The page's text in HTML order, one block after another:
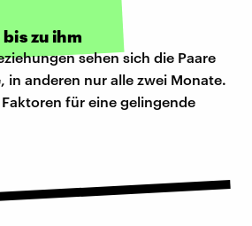
zu ihm
sehen sich die Paare
in anderen nur alle zwei Monate.
für eine gelingende